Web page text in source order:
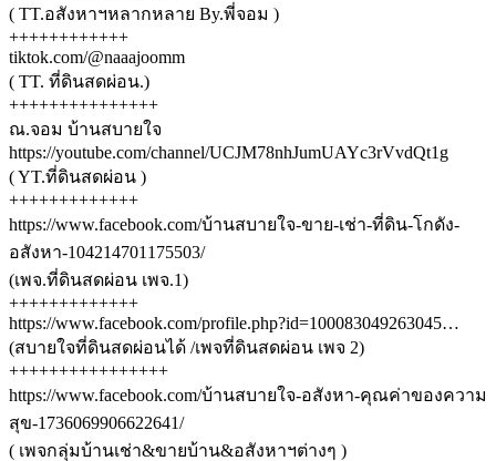
( TT.อสังหาฯหลากหลาย By.พี่จอม )
++++++++++++
tiktok.com/@naaajoomm
( TT. ที่ดินสดผ่อน.)
+++++++++++++++
ณ.จอม บ้านสบายใจ
https://youtube.com/channel/UCJM78nhJumUAYc3rVvdQt1g
( YT.ที่ดินสดผ่อน )
+++++++++++++
https://www.facebook.com/บ้านสบายใจ-ขาย-เช่า-ที่ดิน-โกดัง-
อสังหา-104214701175503/
(เพจ.ที่ดินสดผ่อน เพจ.1)
+++++++++++++
https://www.facebook.com/profile.php?id=100083049263045…
(สบายใจที่ดินสดผ่อนได้ /เพจที่ดินสดผ่อน เพจ 2)
++++++++++++++++
https://www.facebook.com/บ้านสบายใจ-อสังหา-คุณค่าของความ
สุข-1736069906622641/
( เพจกลุ่มบ้านเช่า&ขายบ้าน&อสังหาฯต่างๆ )